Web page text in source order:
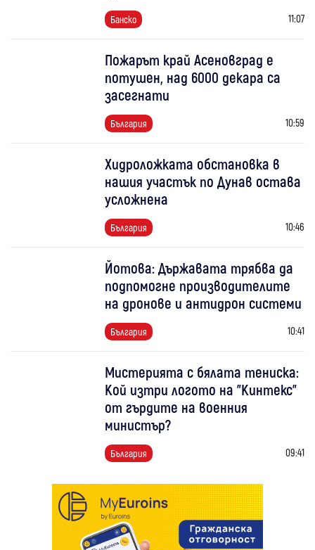
Банско 11:07
Пожарът край Асеновград е
потушен, над 6000 декара са
засегнати
България 10:59
Хидроложката обстановка в
нашия участък по Дунав остава
усложнена
България 10:46
Йотова: Държавата трябва да
подпомогне производителите
на дронове и антидрон системи
България 10:41
Мистерията с бялата тениска:
Кой изтри логото на "Кинтекс"
от гърдите на военния
министър?
България 09:41